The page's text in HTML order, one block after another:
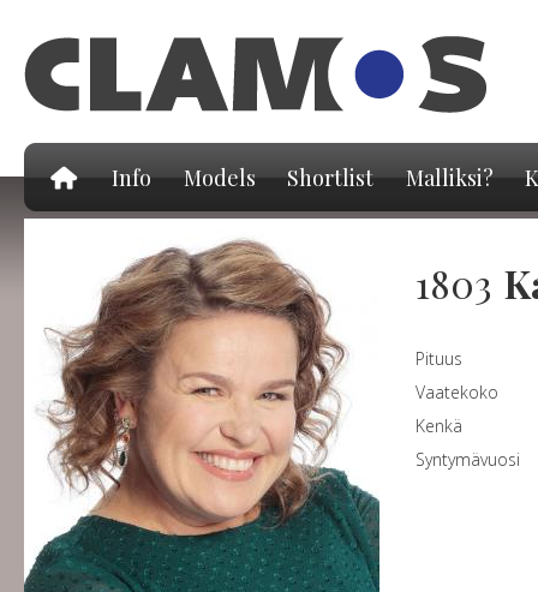
Info Models Shortlist Malliksi?
1803
Pituus
Vaatekoko
Kenkä
Syntymävuosi